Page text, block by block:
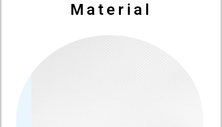
Material